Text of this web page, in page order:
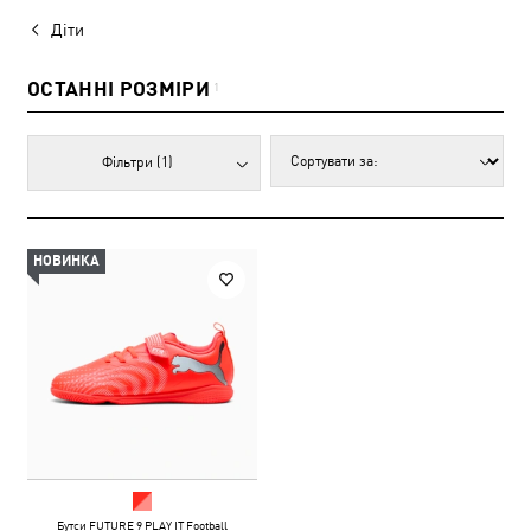
Діти
ОСТАННІ РОЗМІРИ 1
Фільтри (1)
НОВИНКА
Бутси FUTURE 9 PLAY IT Football